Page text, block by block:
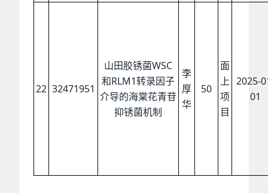
22 32471951
山田胶锈菌WSC
和RLM1转录因子
介导的海棠花青苷
抑锈菌机制
李
厚
华
50
面
上
项
目
2025-
01